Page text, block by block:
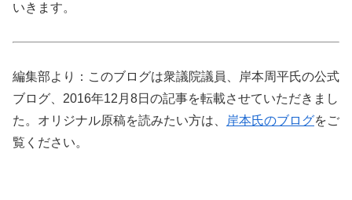
いきます。
編集部より：このブログは衆議院議員、岸本周平氏の公式
ブログ、2016年12月8日の記事を転載させていただきまし
た。オリジナル原稿を読みたい方は、
岸本氏のブログをご
覧ください。